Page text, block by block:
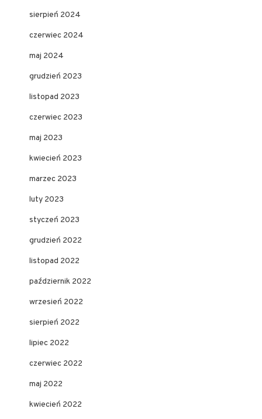
sierpień 2024
czerwiec 2024
maj 2024
grudzień 2023
listopad 2023
czerwiec 2023
maj 2023
kwiecień 2023
marzec 2023
luty 2023
styczeń 2023
grudzień 2022
listopad 2022
październik 2022
wrzesień 2022
sierpień 2022
lipiec 2022
czerwiec 2022
maj 2022
kwiecień 2022